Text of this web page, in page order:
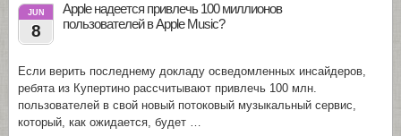
JUN
8
Apple надеется привлечь 100 миллионов
пользователей в Apple Music?
Если верить последнему докладу осведомленных инсайдеров,
ребята из Купертино рассчитывают привлечь 100 млн.
пользователей в свой новый потоковый музыкальный сервис,
который, как ожидается, будет …